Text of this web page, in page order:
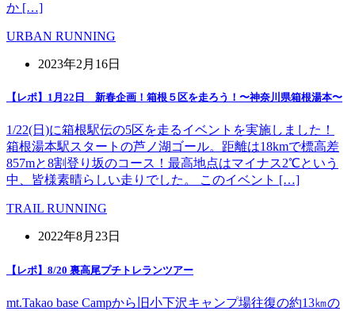
か […]
URBAN RUNNING
2023年2月16日
【レポ】1月22日 新春企画！箱根５区を走ろう！〜神奈川県箱根湯本〜
1/22(日)に箱根駅伝の5区を走るイベントを実施しました！
箱根湯本駅スタートの芦ノ湖ゴール。距離は18kmで標高差
857mと8割登り坂のコース！最高地点はマイナス2℃という
中、皆様素晴らしい走りでした。 このイベント […]
TRAIL RUNNING
2022年8月23日
【レポ】8/20 裏高尾プチトレランツアー
mt.Takao base Campから旧小下沢キャンプ場往復の約13㎞の